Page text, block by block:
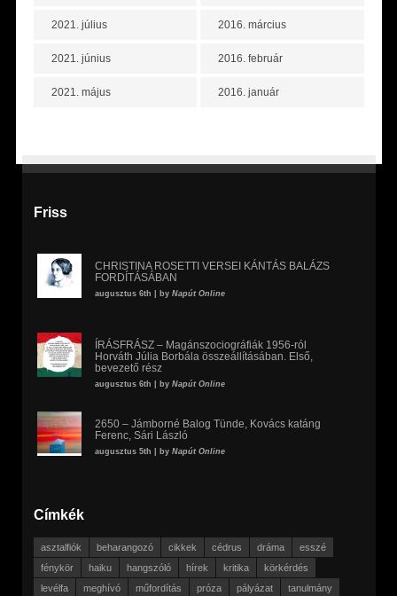
2021. július
2021. június
2021. május
2016. március
2016. február
2016. január
Friss
CHRISTINA ROSETTI VERSEI KÁNTÁS BALÁZS
FORDÍTÁSÁBAN
augusztus 6th | by Napút Online
ÍRÁSFRÁSZ – Magánszociográfiák 1956-ról
Horváth Júlia Borbála összeállításában. Első,
bevezető rész
augusztus 6th | by Napút Online
2650 – Jámborné Balog Tünde, Kovács katáng
Ferenc, Sári László
augusztus 5th | by Napút Online
Címkék
asztalfiók beharangozó cikkek cédrus dráma
esszé
fénykör
haiku hangszóló hírek kritika
körkérdés
levélfa
meghívó műfordítás próza pályázat
tanulmány